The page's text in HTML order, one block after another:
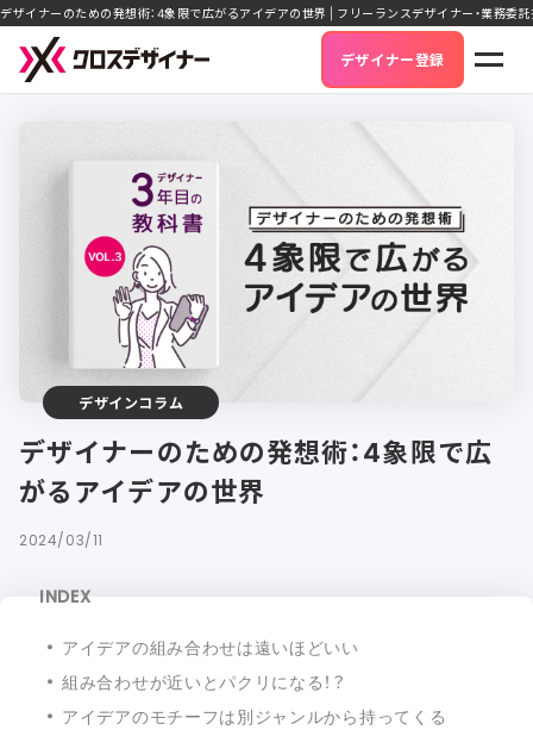
デザイナーのための発想術：4象限で広がるアイデアの世界 | フリーランスデザイナー・業務委
デザイナー登録
デザインコラム
デザイナーのための発想術：4象限で広
がるアイデアの世界
2024/03/11
INDEX
アイデアの組み合わせは遠いほどいい
組み合わせが近いとパクリになる！？
アイデアのモチーフは別ジャンルから持ってくる